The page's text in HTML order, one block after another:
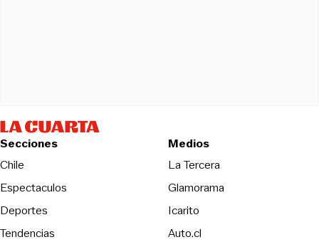
Secciones
Chile
Espectaculos
Deportes
Tendencias
Medios
La TerceraOpens in new
Glamorama
Icarito
Auto.cl